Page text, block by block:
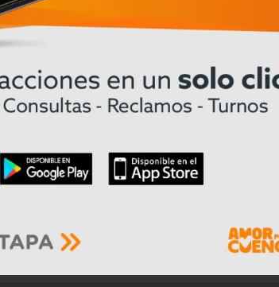
de hasta 1,5 millones de
proyectos de movilidad